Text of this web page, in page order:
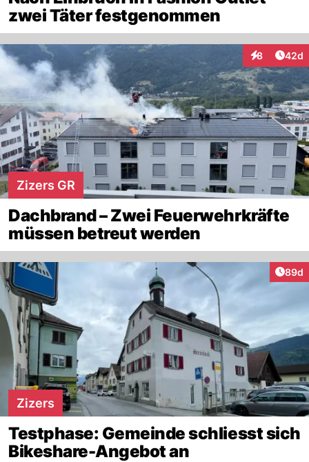
zwei Täter festgenommen
8
Interaktionen
42d
Zizers GR
Dachbrand – Zwei Feuerwehrkräfte
müssen betreut werden
89d
Zizers
Testphase: Gemeinde schliesst sich
Bikeshare-Angebot an